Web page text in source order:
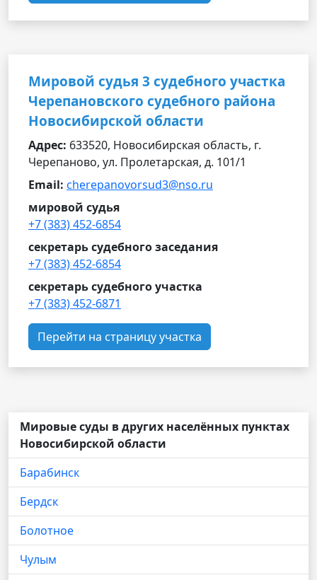
Мировой судья 3 судебного участка
Черепановского судебного района
Новосибирской области
Адрес: 633520, Новосибирская область, г.
Черепаново, ул. Пролетарская, д. 101/1
Email: cherepanovorsud3@nso.ru
мировой судья
+7 (383) 452-6854
секретарь судебного заседания
+7 (383) 452-6854
секретарь судебного участка
+7 (383) 452-6871
Перейти на страницу участка
Мировые суды в других населённых пунктах
Новосибирской области
Барабинск
Бердск
Болотное
Чулым